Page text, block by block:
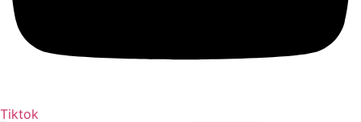
Tiktok